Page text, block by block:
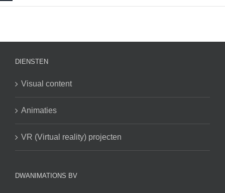
DIENSTEN
Visual content
Animaties
VR (Virtual reality) projecten
DWANIMATIONS BV